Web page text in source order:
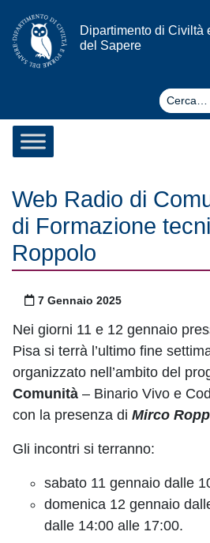
Vai al contenuto
Dipartimento di Civiltà
del Sapere
Web Radio di
di Formazione
Roppolo
Pubblicato il
7 Gennaio 2025
Nei giorni 11 e 12 gennaio
Pisa si terrà l’ultimo fine
organizzato nell’ambito del
Comunità – Binario Vivo e
con la presenza di Mirco
Gli incontri si terranno:
sabato 11 gennaio dalle
domenica 12 gennaio
dalle 14:00 alle 17:00.